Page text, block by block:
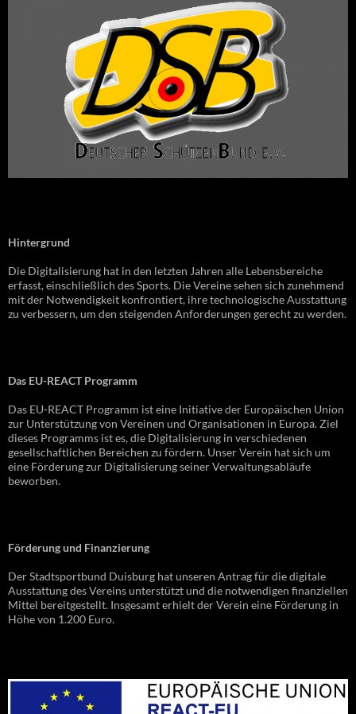
Hintergrund
Die Digitalisierung hat in den letzten Jahren alle Lebensbereiche
erfasst, einschließlich des Sports. Die Vereine sehen sich zunehmend
mit der Notwendigkeit konfrontiert, ihre technologische Ausstattung
zu verbessern, um den steigenden Anforderungen gerecht zu werden.
Das EU-REACT Programm
Das EU-REACT Programm ist eine Initiative der Europäischen Union
zur Unterstützung von Vereinen und Organisationen in Europa. Ziel
dieses Programms ist es, die Digitalisierung in verschiedenen
gesellschaftlichen Bereichen zu fördern. Unser Verein hat sich um
eine Förderung zur Digitalisierung seiner Verwaltungsabläufe
beworben.
Förderung und Finanzierung
Der Stadtsportbund Duisburg hat unseren Antrag für die digitale
Ausstattung des Vereins unterstützt und die notwendigen finanziellen
Mittel bereitgestellt. Insgesamt erhielt der Verein eine Förderung in
Höhe von 1.200 Euro.